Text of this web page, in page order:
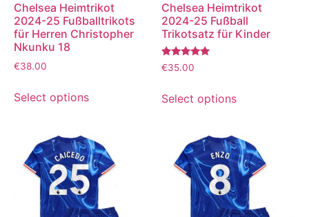
Chelsea Heimtrikot
2024-25 Fußballtrikots
für Herren Christopher
Nkunku 18
€38.00
Select options
Chelsea Heimtrikot
2024-25 Fußball
Trikotsatz für Kinder
Bewertet
mit
€35.00
Select options